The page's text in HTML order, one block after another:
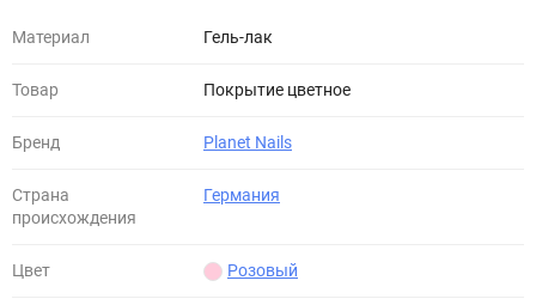
Материал Гель-лак
Товар Покрытие цветное
Бренд Planet Nails
Страна
происхождения
Германия
Цвет Розовый